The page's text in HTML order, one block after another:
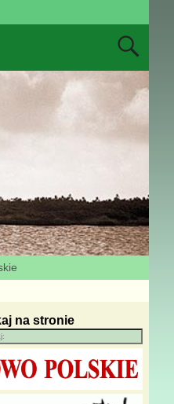
na stronie